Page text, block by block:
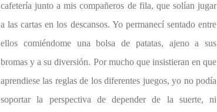
cafetería junto a mis compañeros de fila, que solían jugar
a las cartas en los descansos. Yo permanecí sentado entre
ellos comiéndome una bolsa de patatas, ajeno a sus
bromas y a su diversión. Por mucho que insistieran en que
aprendiese las reglas de los diferentes juegos, yo no podía
soportar la perspectiva de depender de la suerte, ni